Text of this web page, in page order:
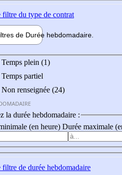
du type de contrat
de Durée hebdomadaire
Temps plein (1)
Temps partiel
Non renseignée (24)
la durée hebdomadaire :
(en heure) Durée maximale
de durée hebdomadaire